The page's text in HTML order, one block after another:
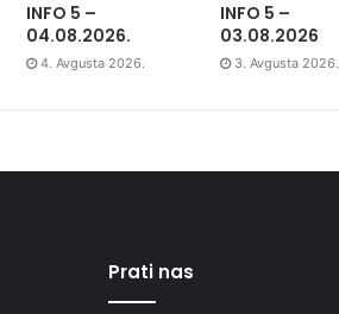
INFO 5 –
04.08.2026.
4. Avgusta 2026.
INFO 5 –
03.08.2026
3. Avgusta 2026.
Prati nas